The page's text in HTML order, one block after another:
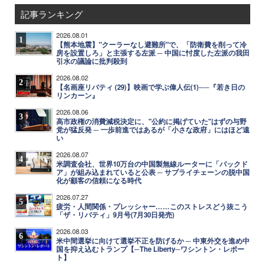
記事ランキング
1 2026.08.01
【熊本地震】"クーラーなし避難所"で、「防衛費を削って冷
房を設置しろ」と主張する左派 ─ 中国に忖度した左派の我田
引水の議論に批判殺到
2 2026.08.02
【名画座リバティ (29)】映画で学ぶ偉人伝(1)──『若き日の
リンカーン』
3 2026.08.06
高市政権の消費減税決定に、"公約に掲げていた"はずの与野
党が猛反発 ─ 一歩前進ではあるが「小さな政府」にはほど遠
い
4 2026.08.07
米調査会社、世界10万台の中国製無線ルーターに「バックド
ア」が組み込まれていると公表 ─ サプライチェーンの脱中国
化が顧客の信頼になる時代
5 2026.07.27
疲労・人間関係・プレッシャー……このストレスどう抜こう
「ザ・リバティ」9月号(7月30日発売)
6 2026.08.03
米中間選挙に向けて選挙不正を防げるか ─ 中東外交を進め中
国を抑え込むトランプ【─The Liberty─ワシントン・レポー
ト】